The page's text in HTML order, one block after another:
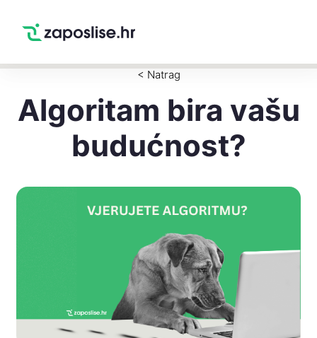
< Natrag
Algoritam bira vašu
budućnost?
Swipe Match Chat
Google Play